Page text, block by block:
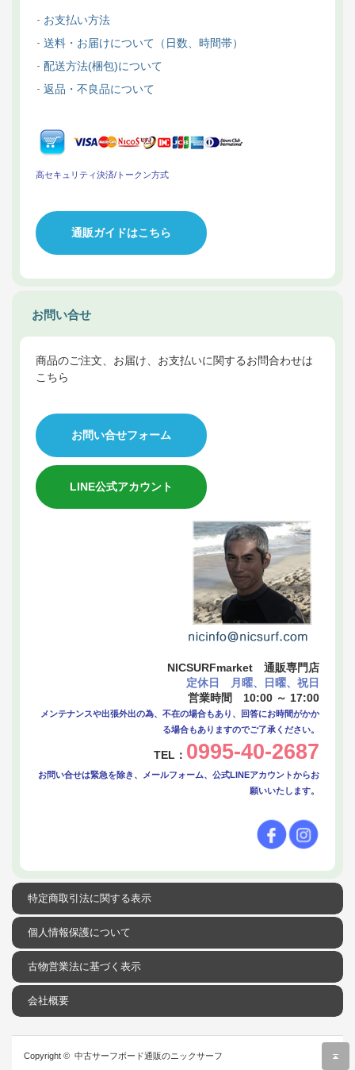
お支払い方法
送料・お届けについて（日数、時間帯）
配送方法(梱包)について
返品・不良品について
高セキュリティ決済/トークン方式
通販ガイドはこちら
お問い合せ
商品のご注文、お届け、お支払いに関するお問合わせは
こちら
お問い合せフォーム
LINE公式アカウント
NICSURFmarket 通販専門店
定休日 月曜、日曜、祝日
営業時間 10:00 ～ 17:00
メンテナンスや出張外出の為、不在の場合もあり、回答にお時間がかか
る場合もありますのでご了承ください。
TEL： 0995-40-2687
お問い合せは緊急を除き、メールフォーム、公式LINEアカウントからお
願いいたします。
特定商取引法に関する表示
個人情報保護について
古物営業法に基づく表示
会社概要
Copyright © 中古サーフボード通販のニックサーフ